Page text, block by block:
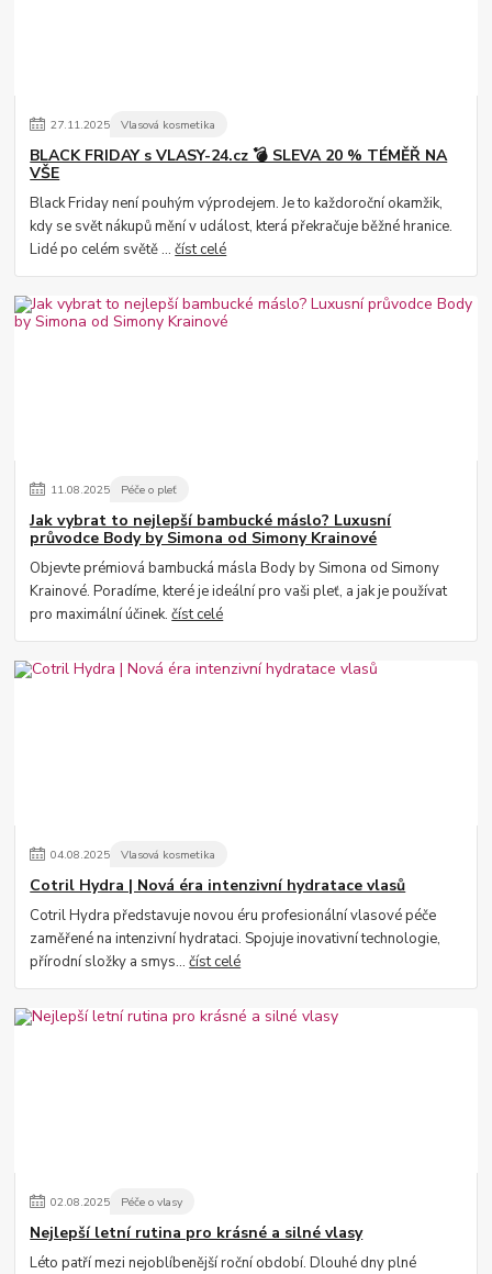
27.11.2025 Vlasová kosmetika
BLACK FRIDAY s VLASY-24.cz 💣 SLEVA 20 % TÉMĚŘ NA
VŠE
Black Friday není pouhým výprodejem. Je to každoroční okamžik,
kdy se svět nákupů mění v událost, která překračuje běžné hranice.
Lidé po celém světě ...číst celé
11.08.2025 Péče o pleť
Jak vybrat to nejlepší bambucké máslo? Luxusní
průvodce Body by Simona od Simony Krainové
Objevte prémiová bambucká másla Body by Simona od Simony
Krainové. Poradíme, které je ideální pro vaši pleť, a jak je používat
pro maximální účinek.číst celé
04.08.2025 Vlasová kosmetika
Cotril Hydra | Nová éra intenzivní hydratace vlasů
Cotril Hydra představuje novou éru profesionální vlasové péče
zaměřené na intenzivní hydrataci. Spojuje inovativní technologie,
přírodní složky a smys...číst celé
02.08.2025 Péče o vlasy
Nejlepší letní rutina pro krásné a silné vlasy
Léto patří mezi nejoblíbenější roční období. Dlouhé dny plné